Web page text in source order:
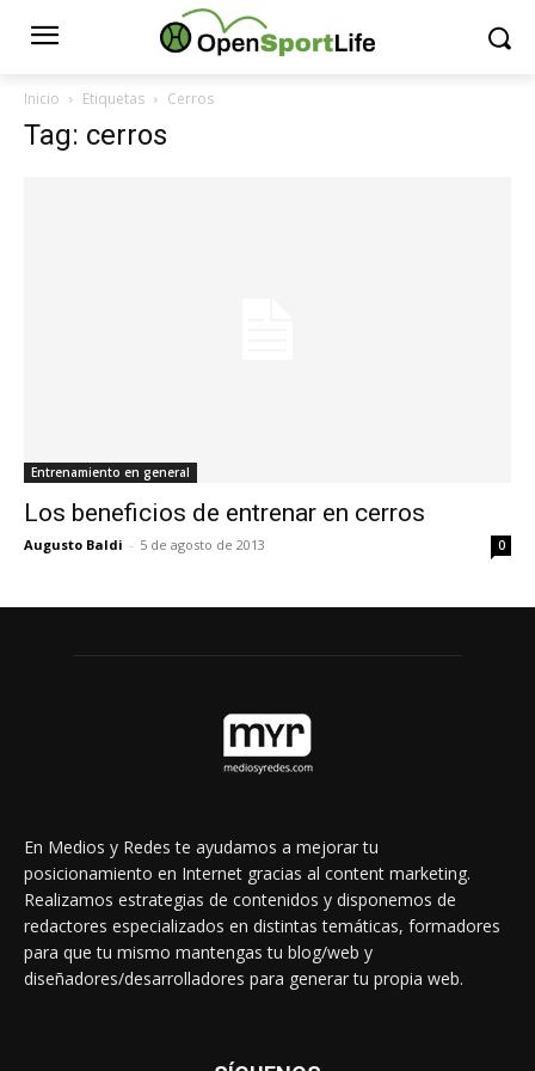
Inicio Etiquetas Cerros
Tag: cerros
Entrenamiento en general
Los beneficios de entrenar en cerros
Augusto Baldi - 5 de agosto de 2013 0
En Medios y Redes te ayudamos a mejorar tu
posicionamiento en Internet gracias al content marketing.
Realizamos estrategias de contenidos y disponemos de
redactores especializados en distintas temáticas, formadores
para que tu mismo mantengas tu blog/web y
diseñadores/desarrolladores para generar tu propia web.